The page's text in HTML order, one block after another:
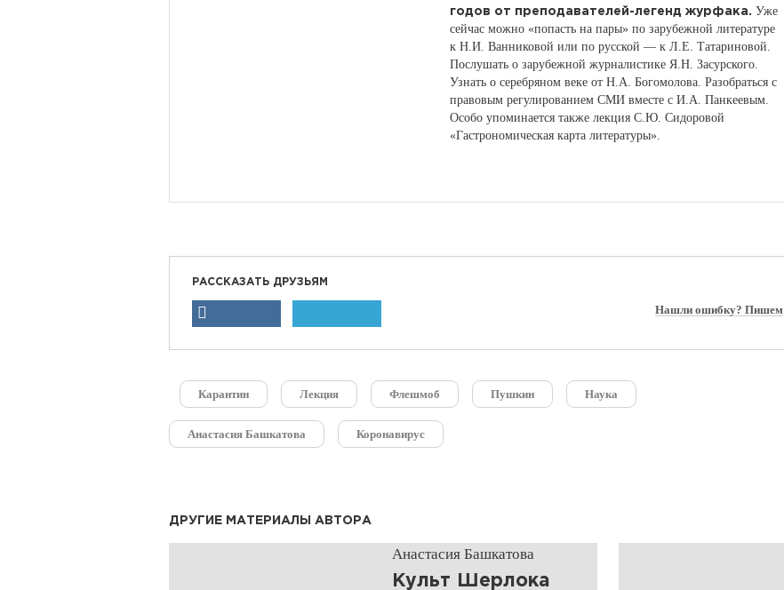
годов от преподавателей-легенд журфака. Уже
сейчас можно «попасть на пары» по зарубежной литературе
к Н.И. Ванниковой или по русской — к Л.Е. Татариновой.
Послушать о зарубежной журналистике Я.Н. Засурского.
Узнать о серебряном веке от Н.А. Богомолова. Разобраться с
правовым регулированием СМИ вместе с И.А. Панкеевым.
Особо упоминается также лекция С.Ю. Сидоровой
«Гастрономическая карта литературы».
РАССКАЗАТЬ ДРУЗЬЯМ
Нашли ошибку? Пишем
Карантин Лекция Флешмоб Пушкин Наука
Анастасия Башкатова Коронавирус
ДРУГИЕ МАТЕРИАЛЫ АВТОРА
Анастасия Башкатова
Культ Шерлока